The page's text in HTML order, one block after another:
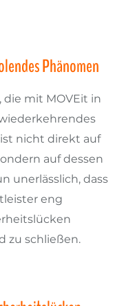
Phänomen
die mit MOVEit in
nicht direkt auf
auf dessen
unerlässlich, dass
eng
zu schließen.